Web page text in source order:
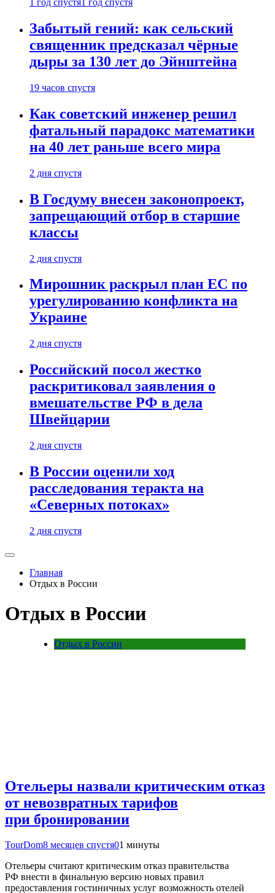
1 год спустя 1 год спустя
Забытый гений: как сельский
священник предсказал чёрные
дыры за 130 лет до Эйнштейна
19 часов спустя
Как советский инженер решил
фатальный парадокс математики
на 40 лет раньше всего мира
2 дня спустя
В Госдуму внесен законопроект,
запрещающий отбор в старшие
классы
2 дня спустя
Мирошник раскрыл план ЕС по
урегулированию конфликта на
Украине
2 дня спустя
Российский посол жестко
раскритиковал заявления о
вмешательстве РФ в дела
Швейцарии
2 дня спустя
В России оценили ход
расследования теракта на
«Северных потоках»
2 дня спустя
Главная
Отдых в России
Отдых в России
Отдых в России
Отельеры назвали критическим отказ
от невозвратных тарифов
при бронировании
TourDom8 месяцев спустя01 минуты
Отельеры считают критическим отказ правительства
РФ внести в финальную версию новых правил
предоставления гостиничных услуг возможность отелей